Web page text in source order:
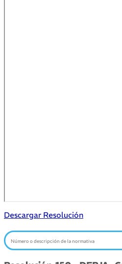
Descargar Resolución